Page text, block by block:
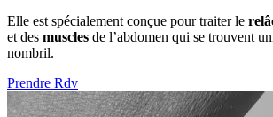
Elle est spécialement conçue pour traiter le
et des muscles de l’abdomen qui se trouvent
nombril.
Prendre Rdv